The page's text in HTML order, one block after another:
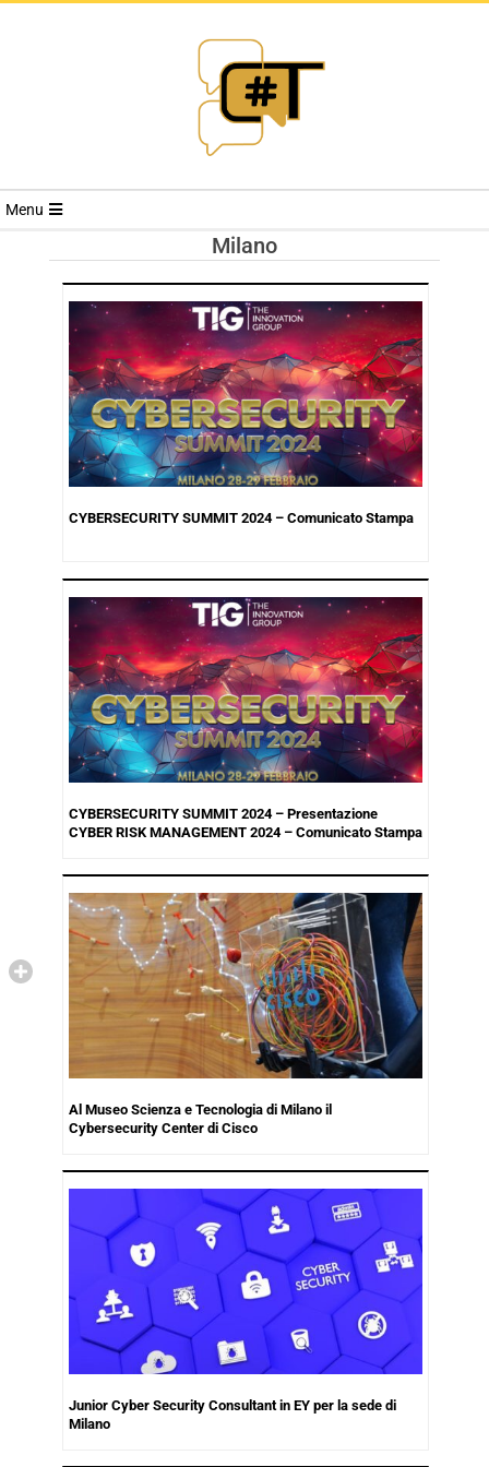
RIVISTA
TRENDS
Menu
Milano
CYBERSECURITY SUMMIT 2024 – Comunicato Stampa
CYBERSECURITY SUMMIT 2024 – Presentazione
CYBER RISK MANAGEMENT 2024 – Comunicato Stampa
Al Museo Scienza e Tecnologia di Milano il
Cybersecurity Center di Cisco
Junior Cyber Security Consultant in EY per la sede di
Milano